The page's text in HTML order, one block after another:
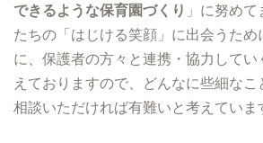
できるような保育園づくり 」に努め
たちの「はじける笑顔」に出会うた
に、保護者の方々と連携・協力して
えておりますので、どんなに些細な
相談いただければ有難いと考えていま